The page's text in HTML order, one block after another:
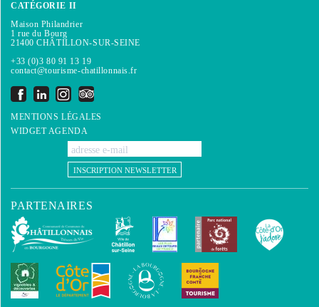
CATÉGORIE II
Maison Philandrier
1 rue du Bourg
21400 CHÂTILLON-SUR-SEINE
+33 (0)3 80 91 13 19
contact@tourisme-chatillonnais.fr
MENTIONS LÉGALES
WIDGET AGENDA
INSCRIPTION NEWSLETTER
PARTENAIRES